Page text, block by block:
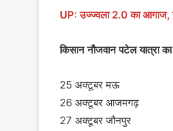
UP: उज्ज्वला 2.0 का आगाज,
किसान नौजवान पटेल यात्रा
25 अक्टूबर मऊ
26 अक्टूबर आजमगढ़
27 अक्टूबर जौनपुर